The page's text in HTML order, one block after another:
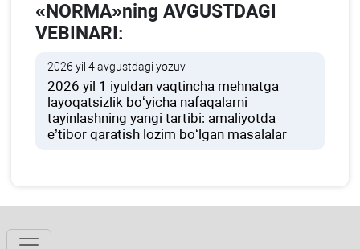
«NORMA»ning AVGUSTDAGI
VEBINARI:
2026 yil 4 avgustdagi yozuv
2026 yil 1 iyuldan vaqtincha mehnatga
layoqatsizlik boʻyicha nafaqalarni
tayinlashning yangi tartibi: amaliyotda
e’tibor qaratish lozim boʻlgan masalalar